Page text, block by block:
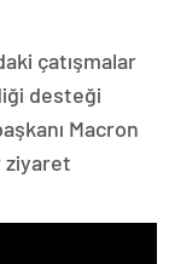
çatışmalar
desteği
Macron
ziyaret